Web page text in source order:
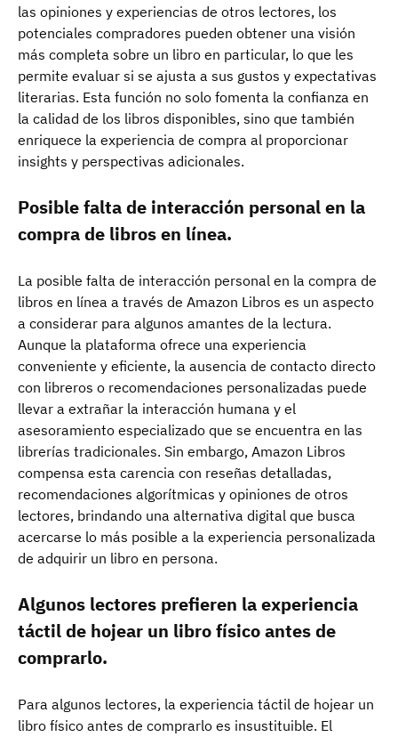
las opiniones y experiencias de otros lectores, los
potenciales compradores pueden obtener una visión
más completa sobre un libro en particular, lo que les
permite evaluar si se ajusta a sus gustos y expectativas
literarias. Esta función no solo fomenta la confianza en
la calidad de los libros disponibles, sino que también
enriquece la experiencia de compra al proporcionar
insights y perspectivas adicionales.
Posible falta de interacción personal en la
compra de libros en línea.
La posible falta de interacción personal en la compra de
libros en línea a través de Amazon Libros es un aspecto
a considerar para algunos amantes de la lectura.
Aunque la plataforma ofrece una experiencia
conveniente y eficiente, la ausencia de contacto directo
con libreros o recomendaciones personalizadas puede
llevar a extrañar la interacción humana y el
asesoramiento especializado que se encuentra en las
librerías tradicionales. Sin embargo, Amazon Libros
compensa esta carencia con reseñas detalladas,
recomendaciones algorítmicas y opiniones de otros
lectores, brindando una alternativa digital que busca
acercarse lo más posible a la experiencia personalizada
de adquirir un libro en persona.
Algunos lectores prefieren la experiencia
táctil de hojear un libro físico antes de
comprarlo.
Para algunos lectores, la experiencia táctil de hojear un
libro físico antes de comprarlo es insustituible. El